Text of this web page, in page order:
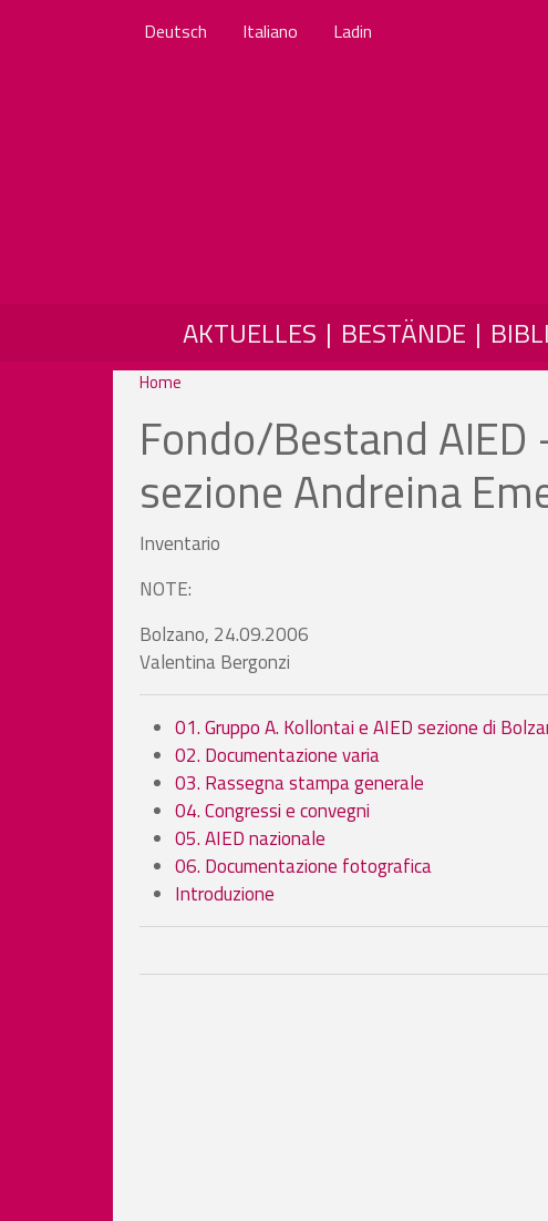
Deutsch Italiano Ladin
MAIN NAVIGATION
AKTUELLES BESTÄNDE
Home
Fondo/Bestand
sezione Andreina
Inventario
NOTE:
Bolzano, 24.09.2006
Valentina Bergonzi
01. Gruppo A. Kollontai e AIED sezione di
02. Documentazione varia
03. Rassegna stampa generale
04. Congressi e convegni
05. AIED nazionale
06. Documentazione fotografica
Introduzione
Book traversal links for